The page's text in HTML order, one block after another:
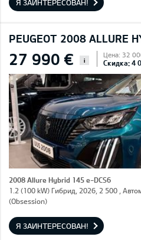
Я ЗАИНТЕРЕСОВАН!
PEUGEOT 2008 ALLURE
27 990 € i
Цена: 32
Скидка: 4
2008 Allure Hybrid 145 e-DCS6
1.2 (100 kW) Гибрид, 2026, 2 500 ,
(Obsession)
Я ЗАИНТЕРЕСОВАН!